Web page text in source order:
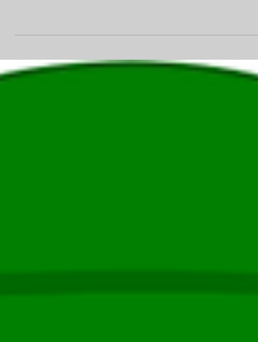
recevoir ceux qui frappaient à leur porte et